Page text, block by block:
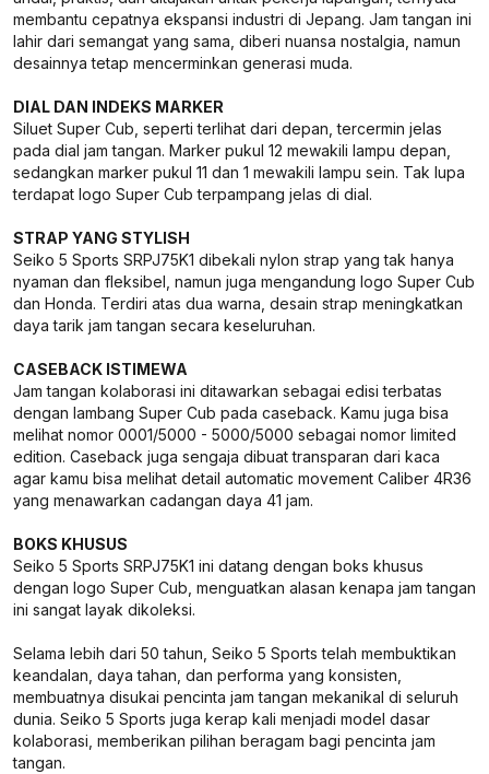
membantu cepatnya ekspansi industri di Jepang. Jam tangan ini
lahir dari semangat yang sama, diberi nuansa nostalgia, namun
desainnya tetap mencerminkan generasi muda.
DIAL DAN INDEKS MARKER
Siluet Super Cub, seperti terlihat dari depan, tercermin jelas
pada dial jam tangan. Marker pukul 12 mewakili lampu depan,
sedangkan marker pukul 11 dan 1 mewakili lampu sein. Tak lupa
terdapat logo Super Cub terpampang jelas di dial.
STRAP YANG STYLISH
Seiko 5 Sports SRPJ75K1 dibekali nylon strap yang tak hanya
nyaman dan fleksibel, namun juga mengandung logo Super Cub
dan Honda. Terdiri atas dua warna, desain strap meningkatkan
daya tarik jam tangan secara keseluruhan.
CASEBACK ISTIMEWA
Jam tangan kolaborasi ini ditawarkan sebagai edisi terbatas
dengan lambang Super Cub pada caseback. Kamu juga bisa
melihat nomor 0001/5000 - 5000/5000 sebagai nomor limited
edition. Caseback juga sengaja dibuat transparan dari kaca
agar kamu bisa melihat detail automatic movement Caliber 4R36
yang menawarkan cadangan daya 41 jam.
BOKS KHUSUS
Seiko 5 Sports SRPJ75K1 ini datang dengan boks khusus
dengan logo Super Cub, menguatkan alasan kenapa jam tangan
ini sangat layak dikoleksi.
Selama lebih dari 50 tahun, Seiko 5 Sports telah membuktikan
keandalan, daya tahan, dan performa yang konsisten,
membuatnya disukai pencinta jam tangan mekanikal di seluruh
dunia. Seiko 5 Sports juga kerap kali menjadi model dasar
kolaborasi, memberikan pilihan beragam bagi pencinta jam
tangan.